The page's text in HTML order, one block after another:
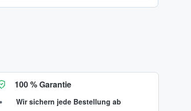
100 % Garantie
Wir sichern jede Bestellung ab